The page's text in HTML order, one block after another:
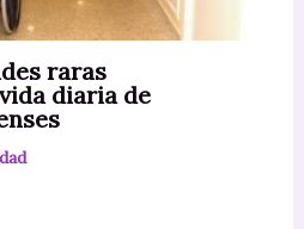
raras
diaria de